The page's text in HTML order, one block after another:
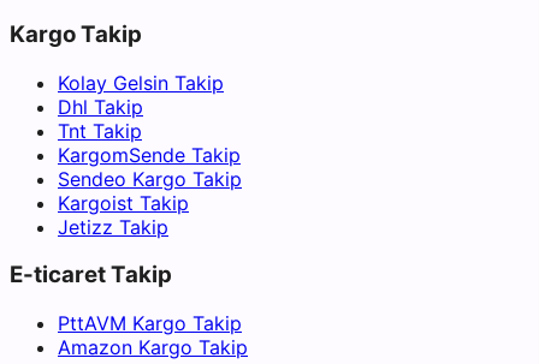
Kargo Takip
Kolay Gelsin Takip
Dhl Takip
Tnt Takip
KargomSende Takip
Sendeo Kargo Takip
Kargoist Takip
Jetizz Takip
E-ticaret Takip
PttAVM Kargo Takip
Amazon Kargo Takip